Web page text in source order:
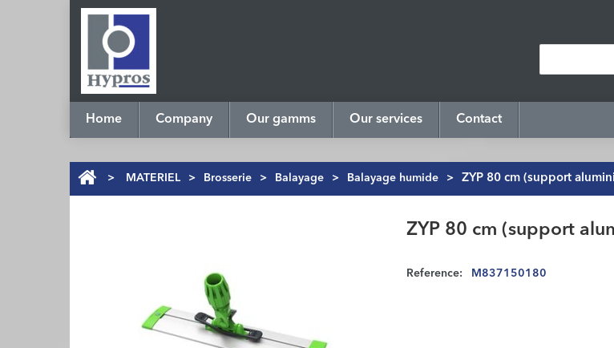
Home Company Our gamms Our services Contact
> MATERIEL > Brosserie > Balayage > Balayage humide > ZYP 80 cm (support
ZYP 80 cm (support
Reference: M837150180